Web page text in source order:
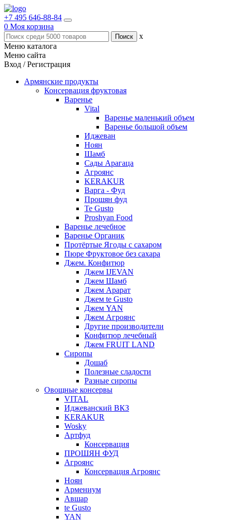
+7 495 646-88-84
0 Моя корзина
x
Меню каталога
Меню сайта
Вход / Регистрация
Армянские продукты
Консервация фруктовая
Варенье
Vital
Варенье маленький объем
Варенье большой объем
Иджеван
Ноян
Шамб
Сады Арагаца
Агроянс
KERAKUR
Варга - Фуд
Прошян фуд
Te Gusto
Proshyan Food
Варенье лечебное
Варенье Органик
Протёртые Ягоды с сахаром
Пюре Фруктовое без сахара
Джем. Конфитюр
Джем IJEVAN
Джем Шамб
Джем Арарат
Джем te Gusto
Джем YAN
Джем Агроянс
Другие производители
Конфитюр лечебный
Джем FRUIT LAND
Сиропы
Дошаб
Полезные сладости
Разные сиропы
Овощные консервы
VITAL
Иджеванский ВКЗ
KERAKUR
Wosky
Артфуд
Консервация
ПРОШЯН ФУД
Агроянс
Консервация Агроянс
Ноян
Армениум
Авшар
te Gusto
YAN